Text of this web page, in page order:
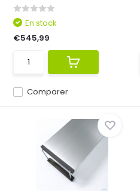
Comparer
En stock
€545,99